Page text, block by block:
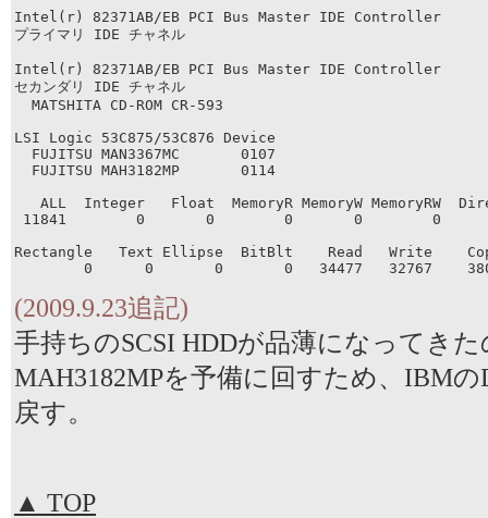
Intel(r) 82371AB/EB PCI Bus Master IDE Controller
プライマリ IDE チャネル
Intel(r) 82371AB/EB PCI Bus Master IDE Controller
セカンダリ IDE チャネル
  MATSHITA CD-ROM CR-593
LSI Logic 53C875/53C876 Device
  FUJITSU MAN3367MC       0107
  FUJITSU MAH3182MP       0114
ALL  Integer   Float  MemoryR MemoryW MemoryRW
11841        0       0        0       0        0
Rectangle   Text Ellipse  BitBlt    Read   Write
0      0       0       0   34477   32767
(2009.9.23追記)
手持ちのSCSI HDDが品薄になってき
MAH3182MPを予備に回すため、IBMの
戻す。
▲ TOP